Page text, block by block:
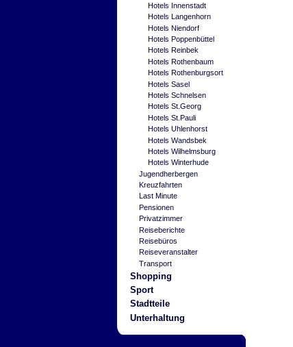
Hotels Innenstadt
Hotels Langenhorn
Hotels Niendorf
Hotels Poppenbüttel
Hotels Reinbek
Hotels Rothenbaum
Hotels Rothenburgsort
Hotels Sasel
Hotels Schnelsen
Hotels St.Georg
Hotels St.Pauli
Hotels Uhlenhorst
Hotels Wandsbek
Hotels Wilhelmsburg
Hotels Winterhude
Jugendherbergen
Kreuzfahrten
Last Minute
Pensionen
Privatzimmer
Reiseberichte
Reisebüros
Reiseveranstalter
Transport
Shopping
Sport
Stadtteile
Unterhaltung